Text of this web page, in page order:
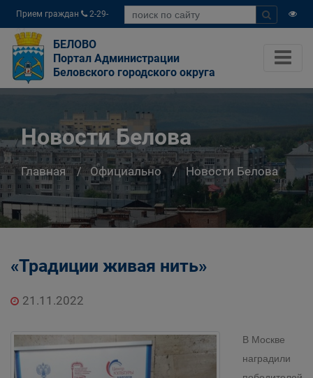
Прием граждан
2-29-
04
БЕЛОВО
Портал Администрации
Беловского городского округа
Новости Белова
Главная Официально Новости Белова
«Традиции живая нить»
21.11.2022
В Москве
наградили